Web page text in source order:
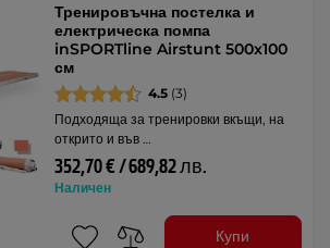
Тренировъчна постелка и
електрическа помпа
inSPORTline Airstunt 500x100
см
4.5 (3)
Подходяща за тренировки вкъщи, на
открито и във …
352,70 € / 689,82 лв.
Наличен
Купи